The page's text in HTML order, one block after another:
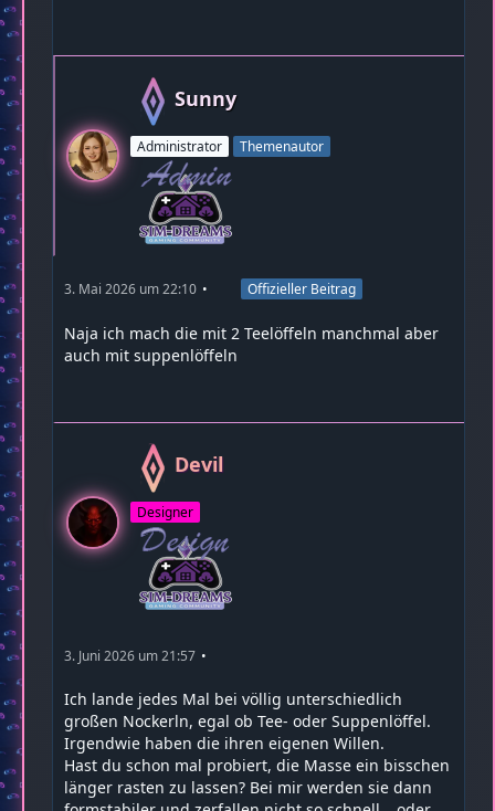
Sunny
Administrator Themenautor
3. Mai 2026 um 22:10 Offizieller Beitrag
Naja ich mach die mit 2 Teelöffeln manchmal aber
auch mit suppenlöffeln
Devil
Designer
3. Juni 2026 um 21:57
Ich lande jedes Mal bei völlig unterschiedlich
großen Nockerln, egal ob Tee‑ oder Suppenlöffel.
Irgendwie haben die ihren eigenen Willen.
Hast du schon mal probiert, die Masse ein bisschen
länger rasten zu lassen? Bei mir werden sie dann